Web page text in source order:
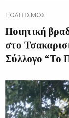
ΠΟΛΙΤΙΣΜΌΣ
Ποιητική
στο
Σύλλογο “Το